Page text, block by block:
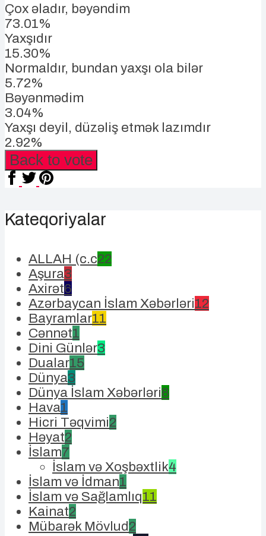
Çox əladır, bəyəndim
73.01%
Yaxşıdır
15.30%
Normaldır, bundan yaxşı ola bilər
5.72%
Bəyənmədim
3.04%
Yaxşı deyil, düzəliş etmək lazımdır
2.92%
Back to vote
Kateqoriyalar
ALLAH (c.c22
Aşura3
Axirət6
Azərbaycan İslam Xəbərləri12
Bayramlar11
Cənnət1
Dini Günlər3
Dualar15
Dünya3
Dünya İslam Xəbərləri8
Hava1
Hicri Təqvimi2
Həyat2
İslam7
İslam və Xoşbəxtlik4
İslam və İdman1
İslam və Sağlamlıq11
Kainat2
Mübarək Mövlud2